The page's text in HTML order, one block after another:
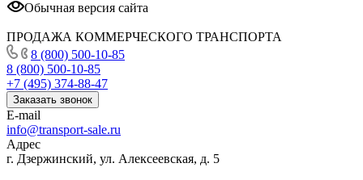
Обычная версия сайта
ПРОДАЖА КОММЕРЧЕСКОГО ТРАНСПОРТА
8 (800) 500-10-85
8 (800) 500-10-85
+7 (495) 374-88-47
Заказать звонок
E-mail
info@transport-sale.ru
Адрес
г. Дзержинский, ул. Алексеевская, д. 5